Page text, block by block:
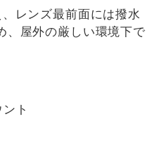
レンズ最前面には撥水
、屋外の厳しい環境下で
ト